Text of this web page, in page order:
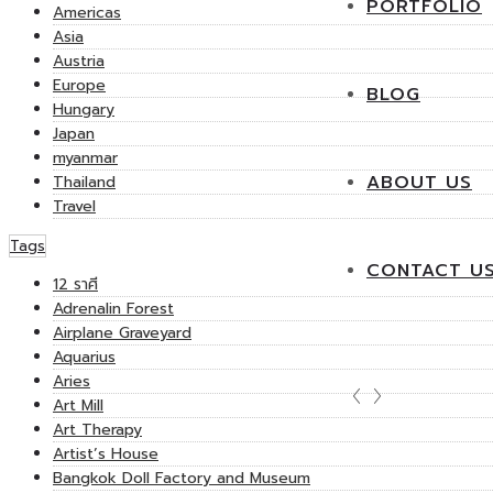
PORTFOLIO
BLOG
ABOUT US
CONTACT
Americas
Asia
Austria
Europe
Hungary
Japan
myanmar
Thailand
Travel
Tags
12 ราศี
Adrenalin Forest
Airplane Graveyard
Aquarius
Aries
Art Mill
Art Therapy
Artist’s House
Bangkok Doll Factory and Museum